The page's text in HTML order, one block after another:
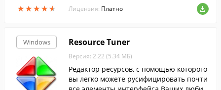
★★★★★
★★★★★ Лицензия: Платно
Windows Resource Tuner
Версия: 2.22 (5.34 МБ)
Редактор ресурсов, с помощью которого
вы легко можете русифицировать почти